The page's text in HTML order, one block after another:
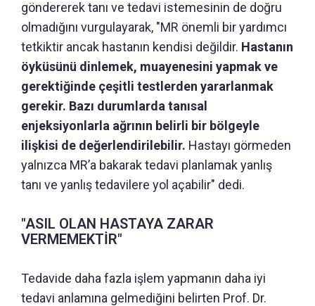
göndererek tanı ve tedavi istemesinin de doğru
olmadığını vurgulayarak, "MR önemli bir yardımcı
tetkiktir ancak hastanın kendisi değildir. Hastanın
öyküsünü dinlemek, muayenesini yapmak ve
gerektiğinde çeşitli testlerden yararlanmak
gerekir. Bazı durumlarda tanısal
enjeksiyonlarla ağrının belirli bir bölgeyle
ilişkisi de değerlendirilebilir. Hastayı görmeden
yalnızca MR’a bakarak tedavi planlamak yanlış
tanı ve yanlış tedavilere yol açabilir" dedi.
"ASIL OLAN HASTAYA ZARAR
VERMEMEKTİR"
Tedavide daha fazla işlem yapmanın daha iyi
tedavi anlamına gelmediğini belirten Prof. Dr.